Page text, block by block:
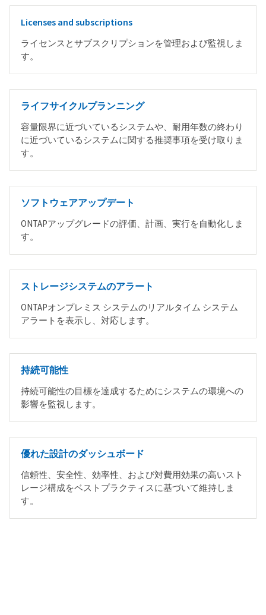
Licenses and subscriptions
ライセンスとサブスクリプションを管理および監視しま
す。
ライフサイクルプランニング
容量限界に近づいているシステムや、耐用年数の終わり
に近づいているシステムに関する推奨事項を受け取りま
す。
ソフトウェアアップデート
ONTAPアップグレードの評価、計画、実行を自動化しま
す。
ストレージシステムのアラート
ONTAPオンプレミス システムのリアルタイム システム
アラートを表示し、対応します。
持続可能性
持続可能性の目標を達成するためにシステムの環境への
影響を監視します。
優れた設計のダッシュボード
信頼性、安全性、効率性、および対費用効果の高いスト
レージ構成をベストプラクティスに基づいて維持しま
す。